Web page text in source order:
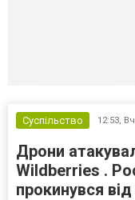
Суспільство 12:53,
Дрони
Wildberries .
прокинувся від